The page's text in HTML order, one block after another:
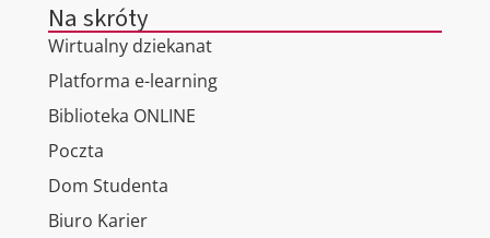
Na skróty
Wirtualny dziekanat
Platforma e-learning
Biblioteka ONLINE
Poczta
Dom Studenta
Biuro Karier